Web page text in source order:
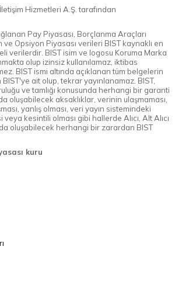
Hizmetleri A.Ş. tarafından
Pay Piyasası, Borçlanma Araçları
ve Opsiyon Piyasası verileri BIST kaynaklı en
verilerdir. BIST isim ve logosu Koruma Marka
olup izinsiz kullanılamaz, iktibas
BIST ismi altında açıklanan tüm belgelerin
ait olup, tekrar yayınlanamaz. BIST,
ve tamlığı konusunda herhangi bir garanti
oluşabilecek aksaklıklar, verinin ulaşmaması,
yanlış olması, veri yayın sistemindeki
kesintili olması gibi hallerde Alıcı, Alt Alıcı
oluşabilecek herhangi bir zarardan BIST
kuru